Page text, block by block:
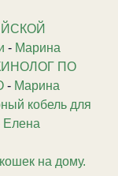
- Марина
ПО
- Марина
кобель для
Елена
на дому.